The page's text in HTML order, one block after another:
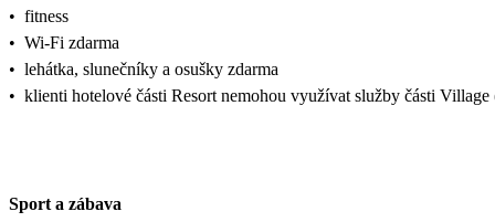
• fitness
• Wi-Fi zdarma
• lehátka, slunečníky a osušky zdarma
• klienti hotelové části Resort nemohou využívat služby části
Sport a zábava